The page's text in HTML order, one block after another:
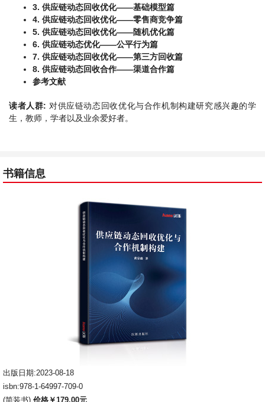
3. 供应链动态回收优化——基础模型篇
4. 供应链动态回收优化——零售商竞争篇
5. 供应链动态回收优化——随机优化篇
6. 供应链动态优化——公平行为篇
7. 供应链动态回收优化——第三方回收篇
8. 供应链动态回收合作——渠道合作篇
参考文献
读者人群: 对供应链动态回收优化与合作机制构建研究感兴趣的学
生，教师，学者以及业余爱好者。
书籍信息
出版日期:2023-08-18
isbn:978-1-64997-709-0
(简装书) 价格￥179.00元